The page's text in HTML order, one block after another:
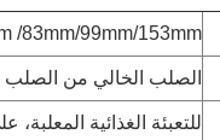
/83mm/99mm/153mm
الصلب الخالي من الصلب
للتعبئة الغذائية